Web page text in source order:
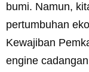
bumi. Namun,
pertumbuhan
Kewajiban
engine